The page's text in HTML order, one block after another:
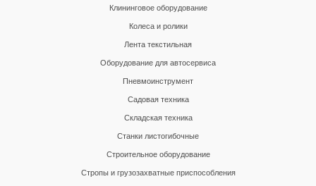
Клининговое оборудование
Колеса и ролики
Лента текстильная
Оборудование для автосервиса
Пневмоинструмент
Садовая техника
Складская техника
Станки листогибочные
Строительное оборудование
Стропы и грузозахватные приспособления